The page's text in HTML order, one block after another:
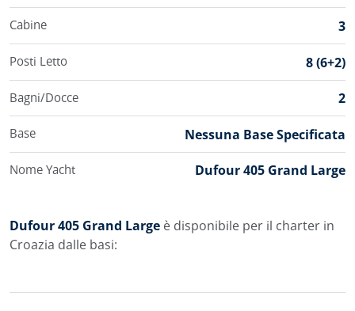
Cabine 3
Posti Letto 8 (6+2)
Bagni/Docce 2
Base Nessuna Base Specificata
Nome Yacht Dufour 405 Grand Large
Dufour 405 Grand Large è disponibile per il charter in
Croazia dalle basi: